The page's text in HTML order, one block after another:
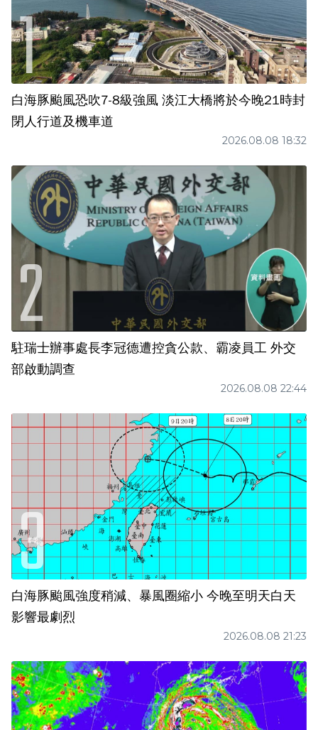
白海豚颱風恐吹7-8級強風 淡江大橋將於今晚21時封
閉人行道及機車道
2026.08.08 18:32
駐瑞士辦事處長李冠德遭控貪公款、霸凌員工 外交
部啟動調查
2026.08.08 22:44
白海豚颱風強度稍減、暴風圈縮小 今晚至明天白天
影響最劇烈
2026.08.08 21:23